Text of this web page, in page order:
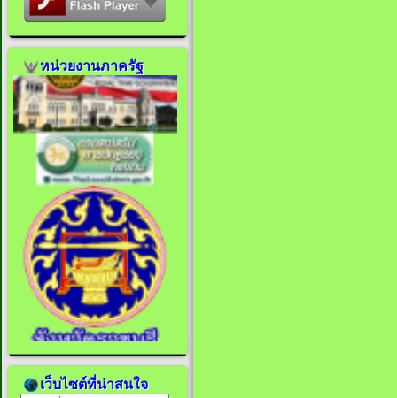
หน่วยงานภาครัฐ
เว็บไซต์ที่น่าสนใจ